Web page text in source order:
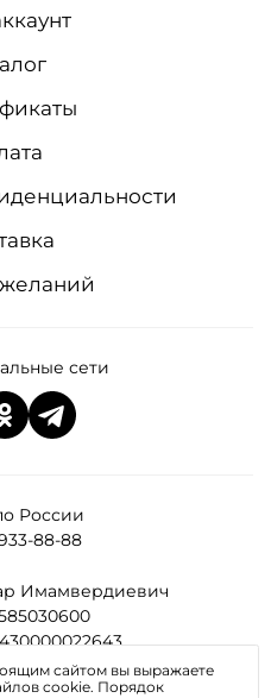
России
88-88
Имамвердиевич
защищены
сети
сайтом вы выражаете
cookie. Порядок